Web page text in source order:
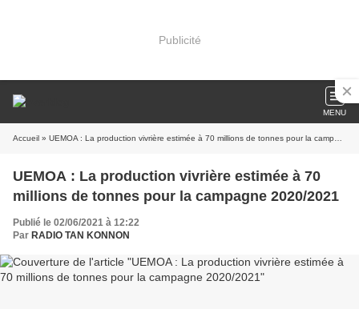
Publicité
MENU
Accueil » UEMOA : La production vivrière estimée à 70 millions de tonnes pour la campagne 2020/2021
UEMOA : La production vivrière estimée à 70
millions de tonnes pour la campagne 2020/2021
Publié le 02/06/2021 à 12:22
Par RADIO TAN KONNON